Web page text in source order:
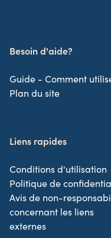
Besoin d'aide?
Guide - Comment
Plan du site
Liens rapides
Conditions d'utilisation
Politique de
Avis de non-
concernant les liens
externes